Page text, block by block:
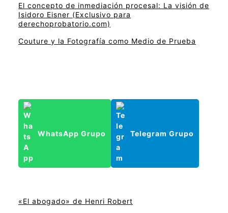
El concepto de inmediación procesal: La visión de
Isidoro Eisner (Exclusivo para
derechoprobatorio.com)
Couture y la Fotografía como Medio de Prueba
WhatsApp Grupo Telegram Grupo
«El abogado» de Henri Robert